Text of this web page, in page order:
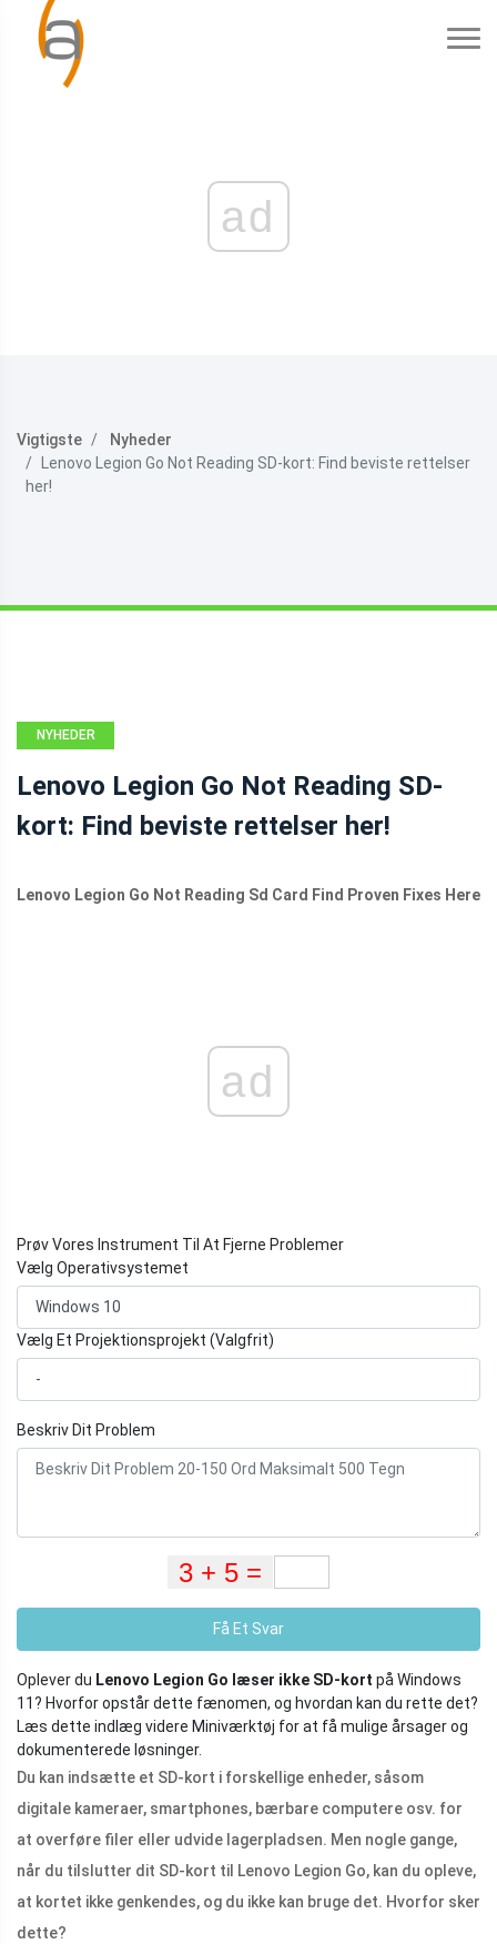
ad
Vigtigste
Nyheder
Lenovo Legion Go Not Reading SD-kort: Find beviste rettelser
her!
NYHEDER
Lenovo Legion Go Not Reading SD-
kort: Find beviste rettelser her!
Lenovo Legion Go Not Reading Sd Card Find Proven Fixes Here
ad
Prøv Vores Instrument Til At Fjerne Problemer
Vælg Operativsystemet
Vælg Et Projektionsprojekt (Valgfrit)
Beskriv Dit Problem
Få Et Svar
Oplever du Lenovo Legion Go læser ikke SD-kort på Windows
11? Hvorfor opstår dette fænomen, og hvordan kan du rette det?
Læs dette indlæg videre Miniværktøj for at få mulige årsager og
dokumenterede løsninger.
Du kan indsætte et SD-kort i forskellige enheder, såsom
digitale kameraer, smartphones, bærbare computere osv. for
at overføre filer eller udvide lagerpladsen. Men nogle gange,
når du tilslutter dit SD-kort til Lenovo Legion Go, kan du opleve,
at kortet ikke genkendes, og du ikke kan bruge det. Hvorfor sker
dette?